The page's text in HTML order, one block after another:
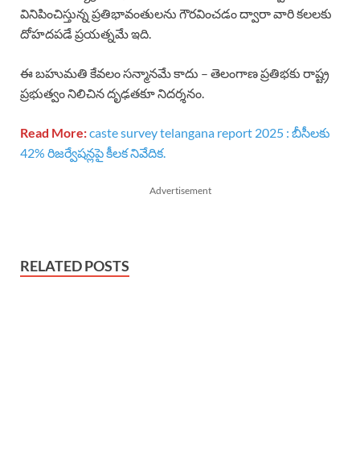
వినిపించిస్తున్న ప్రతిభావంతులను గౌరవించడం ద్వారా వారి కలలకు
దోహదపడే ప్రయత్నమే ఇది.
ఈ బహుమతి కేవలం సన్మానమే కాదు – తెలంగాణ ప్రతిభకు రాష్ట్ర
ప్రభుత్వం నిలిచిన దృఢతకూ నిదర్శనం.
Read More:caste survey telangana report 2025 : బీసీలకు
42% రిజర్వేషన్లపై కీలక నివేదిక.
Advertisement
RELATED POSTS